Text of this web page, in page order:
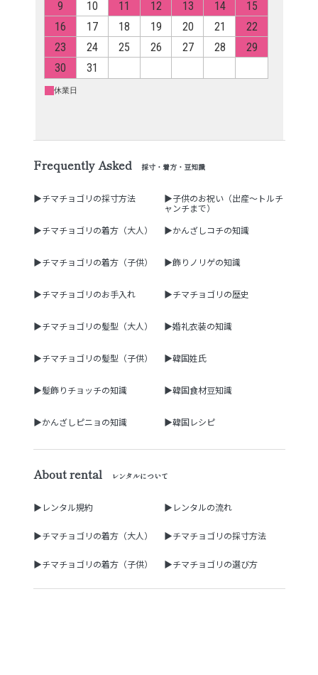
Frequently Asked 採寸・着方・豆知識
▶チマチョゴリの採寸方法
▶子供のお祝い（出産～トルチ
ャンチまで）
▶チマチョゴリの着方（大人）
▶かんざしコチの知識
▶チマチョゴリの着方（子供） ▶飾りノリゲの知識
▶チマチョゴリのお手入れ ▶チマチョゴリの歴史
▶チマチョゴリの髪型（大人） ▶婚礼衣装の知識
▶チマチョゴリの髪型（子供） ▶韓国姓氏
▶髪飾りチョッチの知識 ▶韓国食材豆知識
▶かんざしピニョの知識 ▶韓国レシピ
About rental レンタルについて
▶レンタル規約 ▶レンタルの流れ
▶チマチョゴリの着方（大人） ▶チマチョゴリの採寸方法
▶チマチョゴリの着方（子供） ▶チマチョゴリの選び方